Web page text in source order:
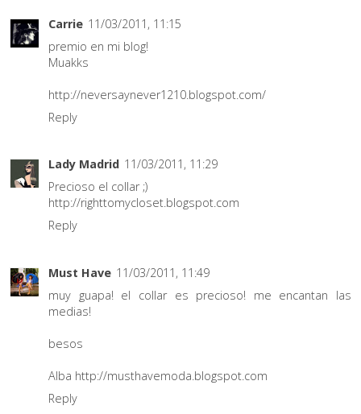
Carrie 11/03/2011, 11:15
premio en mi blog!
Muakks
http://neversaynever1210.blogspot.com/
Reply
Lady Madrid 11/03/2011, 11:29
Precioso el collar ;)
http://righttomycloset.blogspot.com
Reply
Must Have 11/03/2011, 11:49
muy guapa! el collar es precioso! me encantan las
medias!
besos
Alba http://musthavemoda.blogspot.com
Reply